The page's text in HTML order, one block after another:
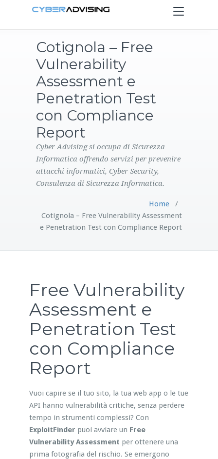
Toggle
navigation
PRODOTTI
CONTATTI
Cotignola – Free
Vulnerability
Assessment e
Penetration Test
con Compliance
Report
Cyber Advising si occupa di Sicurezza
Informatica offrendo servizi per prevenire
attacchi informatici, Cyber Security,
Consulenza di Sicurezza Informatica.
Home/
Cotignola – Free Vulnerability Assessment
e Penetration Test con Compliance Report
Free Vulnerability
Assessment e
Penetration Test
con Compliance
Report
Vuoi capire se il tuo sito, la tua web app o le tue
API hanno vulnerabilità critiche, senza perdere
tempo in strumenti complessi? Con
ExploitFinder puoi avviare un Free
Vulnerability Assessment per ottenere una
prima fotografia del rischio. Se emergono